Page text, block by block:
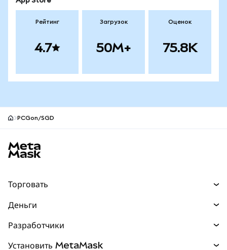
Рейтинг
4.7
Загрузок
50M+
Оценок
75.8K
PCGon/SGD
Торговать
Прогнозы
Деньги
Разработчики
Установить MetaMask